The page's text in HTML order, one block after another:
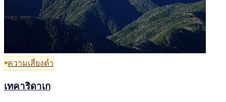
ความเสี่ยงต่ำ
เทคาริดาเก